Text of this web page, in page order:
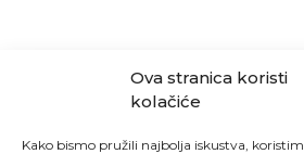
Ova stranica koristi
kolačiće
Kako bismo pružili najbolja iskustva,